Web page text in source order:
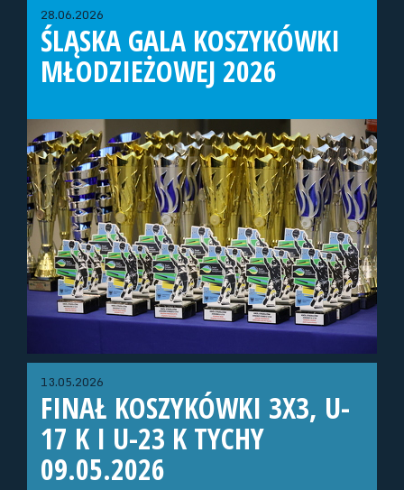
28.06.2026
ŚLĄSKA GALA KOSZYKÓWKI
MŁODZIEŻOWEJ 2026
13.05.2026
FINAŁ KOSZYKÓWKI 3X3, U-
17 K I U-23 K TYCHY
09.05.2026